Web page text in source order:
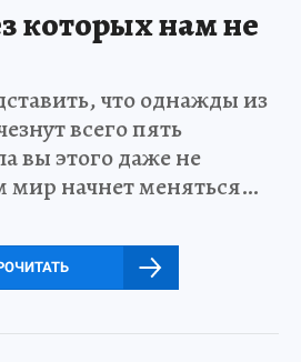
которых нам не
что однажды из
всего пять
вы этого даже не
мир начнет меняться…